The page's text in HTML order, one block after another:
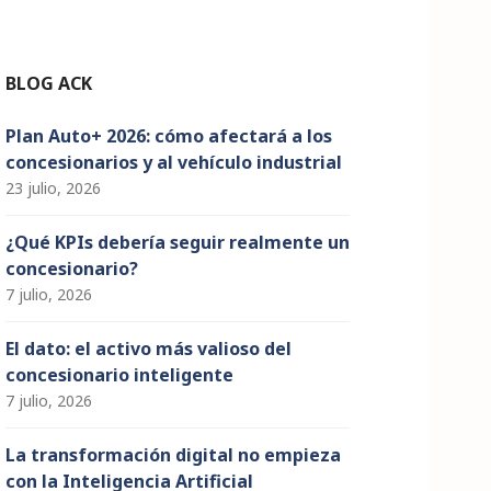
BLOG ACK
Plan Auto+ 2026: cómo afectará a los
concesionarios y al vehículo industrial
23 julio, 2026
¿Qué KPIs debería seguir realmente un
concesionario?
7 julio, 2026
El dato: el activo más valioso del
concesionario inteligente
7 julio, 2026
La transformación digital no empieza
con la Inteligencia Artificial